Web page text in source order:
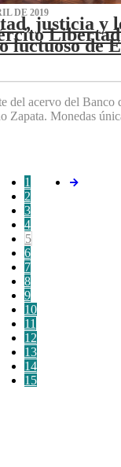
DE 2019
justicia y
luctuoso de
del acervo del Banco
Zapata. Monedas
1
2
3
4
5
6
7
8
9
10
11
12
13
14
15